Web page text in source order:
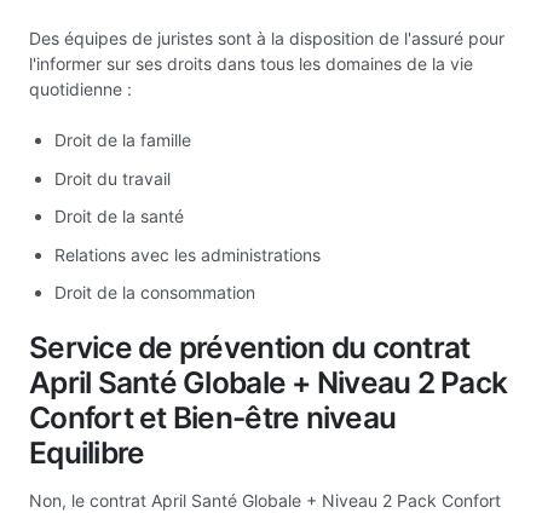
Des équipes de juristes sont à la disposition de l'assuré pour
l'informer sur ses droits dans tous les domaines de la vie
quotidienne :
Droit de la famille
Droit du travail
Droit de la santé
Relations avec les administrations
Droit de la consommation
Service de prévention du contrat
April Santé Globale + Niveau 2 Pack
Confort et Bien-être niveau
Equilibre
Non, le contrat April Santé Globale + Niveau 2 Pack Confort